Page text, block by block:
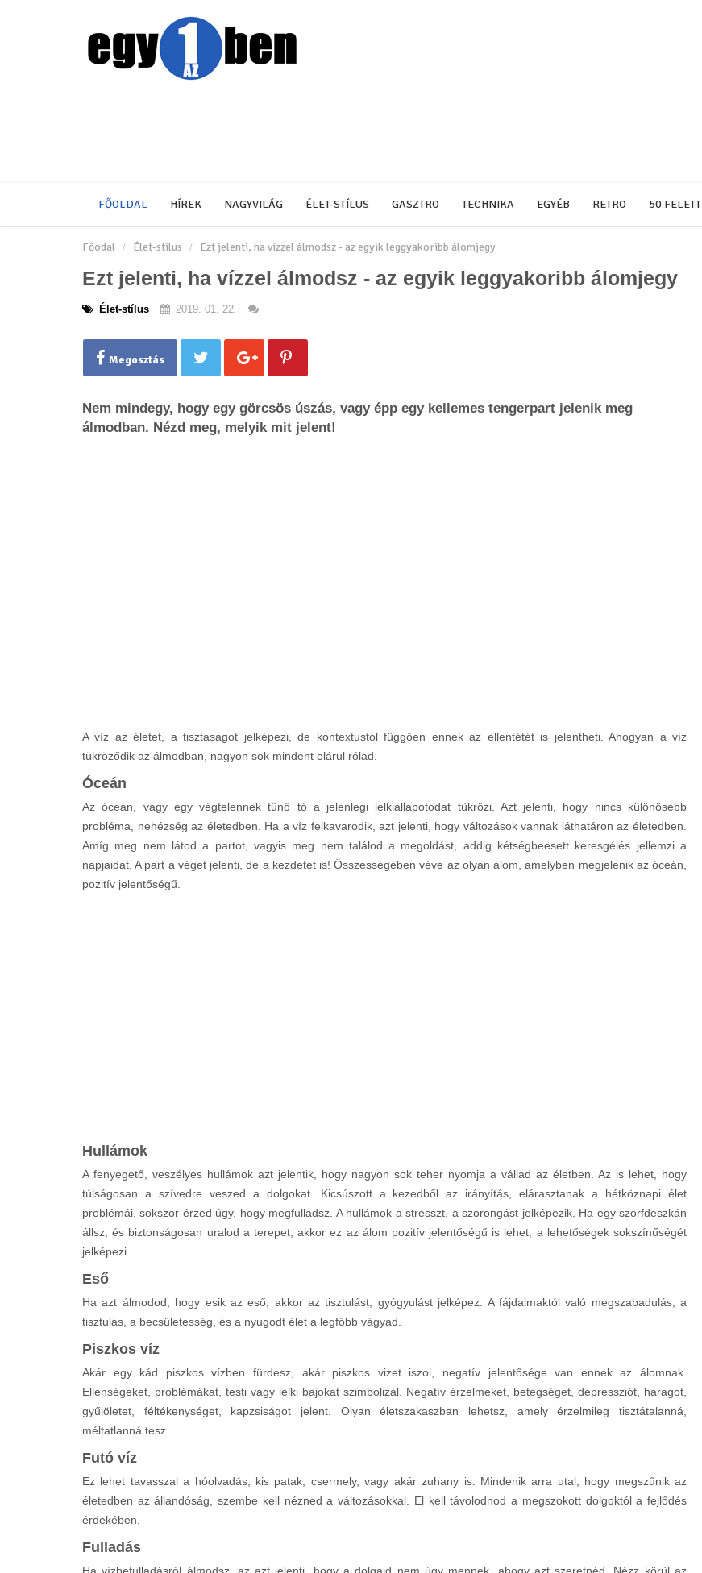
FŐOLDAL HÍREK NAGYVILÁG ÉLET-STÍLUS GASZTRO TECHNIKA EGYÉB RETRO 50 FELETT
Főodal Élet-stílus Ezt jelenti, ha vízzel álmodsz - az egyik leggyakoribb álomjegy
Ezt jelenti, ha vízzel álmodsz - az egyik leggyakoribb álomjegy
Élet-stílus 2019. 01. 22.
Megosztás
Nem mindegy, hogy egy görcsös úszás, vagy épp egy kellemes tengerpart jelenik meg
álmodban. Nézd meg, melyik mit jelent!
A víz az életet, a tisztaságot jelképezi, de kontextustól függően ennek az ellentétét is jelentheti. Ahogyan a víz
tükröződik az álmodban, nagyon sok mindent elárul rólad.
Óceán
Az óceán, vagy egy végtelennek tűnő tó a jelenlegi lelkiállapotodat tükrözi. Azt jelenti, hogy nincs különösebb
probléma, nehézség az életedben. Ha a víz felkavarodik, azt jelenti, hogy változások vannak láthatáron az életedben.
Amíg meg nem látod a partot, vagyis meg nem találod a megoldást, addig kétségbeesett keresgélés jellemzi a
napjaidat. A part a véget jelenti, de a kezdetet is! Összességében véve az olyan álom, amelyben megjelenik az óceán,
pozitív jelentőségű.
Hullámok
A fenyegető, veszélyes hullámok azt jelentik, hogy nagyon sok teher nyomja a vállad az életben. Az is lehet, hogy
túlságosan a szívedre veszed a dolgokat. Kicsúszott a kezedből az irányítás, elárasztanak a hétköznapi élet
problémái, sokszor érzed úgy, hogy megfulladsz. A hullámok a stresszt, a szorongást jelképezik. Ha egy szörfdeszkán
állsz, és biztonságosan uralod a terepet, akkor ez az álom pozitív jelentőségű is lehet, a lehetőségek sokszínűségét
jelképezi.
Eső
Ha azt álmodod, hogy esik az eső, akkor az tisztulást, gyógyulást jelképez. A fájdalmaktól való megszabadulás, a
tisztulás, a becsületesség, és a nyugodt élet a legfőbb vágyad.
Piszkos víz
Akár egy kád piszkos vízben fürdesz, akár piszkos vizet iszol, negatív jelentősége van ennek az álomnak.
Ellenségeket, problémákat, testi vagy lelki bajokat szimbolizál. Negatív érzelmeket, betegséget, depressziót, haragot,
gyűlöletet, féltékenységet, kapzsiságot jelent. Olyan életszakaszban lehetsz, amely érzelmileg tisztátalanná,
méltatlanná tesz.
Futó víz
Ez lehet tavasszal a hóolvadás, kis patak, csermely, vagy akár zuhany is. Mindenik arra utal, hogy megszűnik az
életedben az állandóság, szembe kell nézned a változásokkal. El kell távolodnod a megszokott dolgoktól a fejlődés
érdekében.
Fulladás